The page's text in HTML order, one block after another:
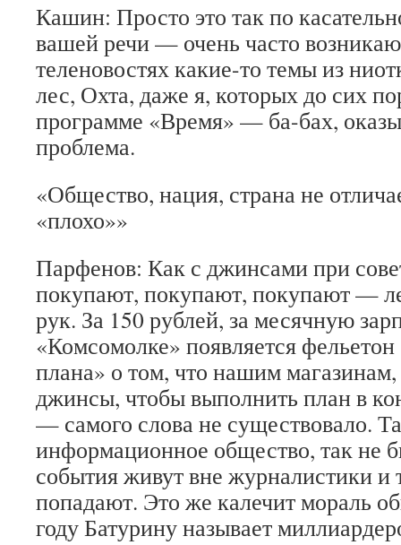
Кашин: Просто это так по
вашей речи — очень часто
теленовостях какие-то темы из
лес, Охта, даже я, которых до сих
программе «Время» — ба-бах,
проблема.
«Общество, нация, страна не
«плохо»»
Парфенов: Как с джинсами при
покупают, покупают, покупают —
рук. За 150 рублей, за месячную
«Комсомолке» появляется
плана» о том, что нашим
джинсы, чтобы выполнить план в
— самого слова не существовало.
информационное общество, так не
события живут вне журналистики и
попадают. Это же калечит мораль
году Батурину называет